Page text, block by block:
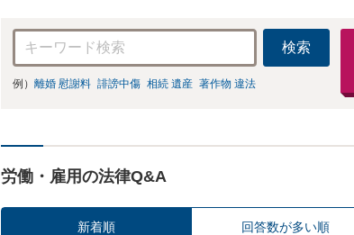
検索
例） 離婚 慰謝料 誹謗中傷 相続 遺産 著作物 違法
労働・雇用の法律Q&A
新着順 回答数が多い順